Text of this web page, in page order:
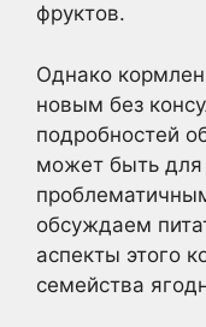
фруктов.
Однако
новым без
подробностей
может быть для
обсуждаем
аспекты этого
семейства